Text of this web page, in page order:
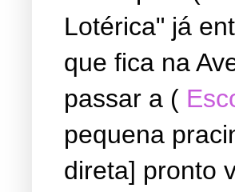
Lotérica" já
que fica na
passar a (
pequena
direta] pronto